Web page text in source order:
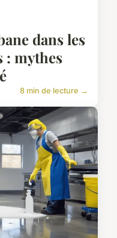
dans les
: mythes
8 min de lecture →